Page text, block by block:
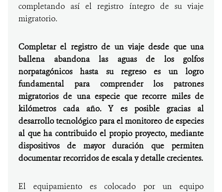
completando así el registro íntegro de su viaje
migratorio.
Completar el registro de un viaje desde que una
ballena abandona las aguas de los golfos
norpatagónicos hasta su regreso es un logro
fundamental para comprender los patrones
migratorios de una especie que recorre miles de
kilómetros cada año. Y es posible gracias al
desarrollo tecnológico para el monitoreo de especies
al que ha contribuido el propio proyecto, mediante
dispositivos de mayor duración que permiten
documentar recorridos de escala y detalle crecientes.
El equipamiento es colocado por un equipo